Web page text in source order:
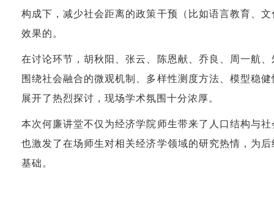
构成下，减少社会距离的政策干预（比如语言教育、
效果的。
在讨论环节，胡秋阳、张云、陈恩献、乔良、周一航
围绕社会融合的微观机制、多样性测度方法、模型稳
展开了热烈探讨，现场学术氛围十分浓厚。
本次何廉讲堂不仅为经济学院师生带来了人口结构与
也激发了在场师生对相关经济学领域的研究热情，为
基础。